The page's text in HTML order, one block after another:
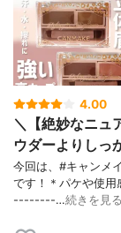
4.00
＼【絶妙なニュ
ウダーよりしっ
今回は、#キャンメ
です！＊パケや使
--------…続きを見る